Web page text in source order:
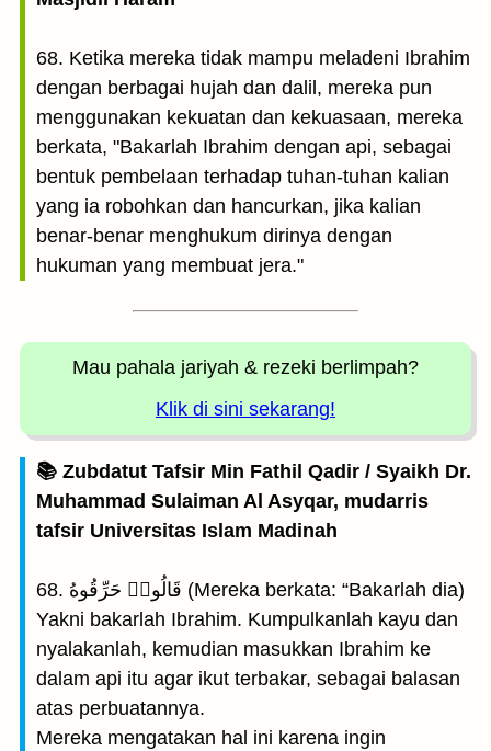
68. Ketika mereka tidak mampu meladeni Ibrahim
dengan berbagai hujah dan dalil, mereka pun
menggunakan kekuatan dan kekuasaan, mereka
berkata, "Bakarlah Ibrahim dengan api, sebagai
bentuk pembelaan terhadap tuhan-tuhan kalian
yang ia robohkan dan hancurkan, jika kalian
benar-benar menghukum dirinya dengan
hukuman yang membuat jera."
Mau pahala jariyah & rezeki berlimpah?
Klik di sini sekarang!
📚 Zubdatut Tafsir Min Fathil Qadir / Syaikh Dr.
Muhammad Sulaiman Al Asyqar, mudarris
tafsir Universitas Islam Madinah
68. قَالُوا۟ حَرِّقُوهُ (Mereka berkata: “Bakarlah dia)
Yakni bakarlah Ibrahim. Kumpulkanlah kayu dan
nyalakanlah, kemudian masukkan Ibrahim ke
dalam api itu agar ikut terbakar, sebagai balasan
atas perbuatannya.
Mereka mengatakan hal ini karena ingin